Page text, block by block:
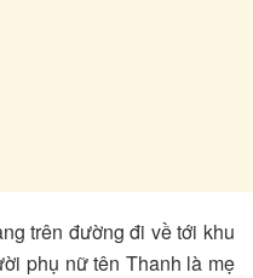
trên đường đi về tới khu
phụ nữ tên Thanh là mẹ